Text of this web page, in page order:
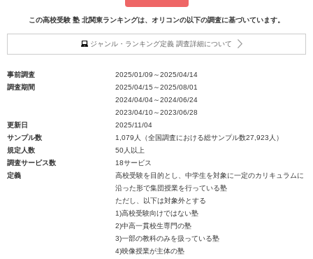
この高校受験 塾 北関東ランキングは、オリコンの以下の調査に基づいています。
ジャンル・ランキング定義 調査詳細について
事前調査
2025/01/09～2025/04/14
調査期間
2025/04/15～2025/08/01
2024/04/04～2024/06/24
2023/04/10～2023/06/28
更新日
2025/11/04
サンプル数
1,079人（全国調査における総サンプル数27,923人）
規定人数
50人以上
調査サービス数
18サービス
定義
高校受験を目的とし、中学生を対象に一定のカリキュラムに
沿った形で集団授業を行っている塾
ただし、以下は対象外とする
1)高校受験向けではない塾
2)中高一貫校生専門の塾
3)一部の教科のみを扱っている塾
4)映像授業が主体の塾